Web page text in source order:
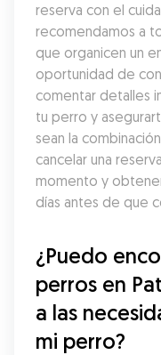
reserva con el
recomendamos a
que organicen un
oportunidad de
comentar detalles
tu perro y
sean la
cancelar una
momento y
días antes de que
¿Puedo
perros en
a las
mi perro?